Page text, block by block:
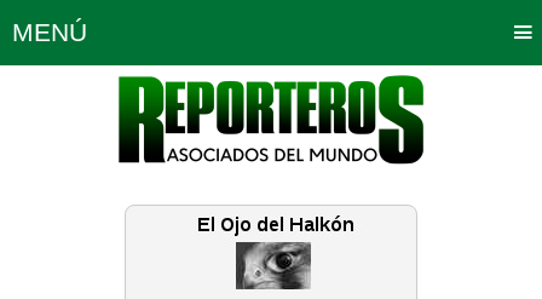
MENÚ
Política Opinión Bogotá
Planeta Tierra Deportes
Educación Neira